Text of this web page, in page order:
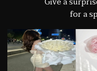
for a